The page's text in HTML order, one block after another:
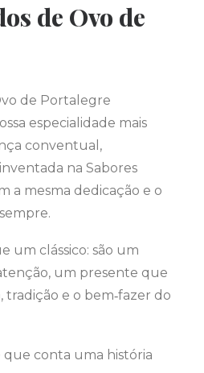
de Ovo de
de Portalegre
especialidade mais
conventual,
na Sabores
a mesma dedicação e o
um clássico: são um
um presente que
tradição e o bem‑fazer do
conta uma história